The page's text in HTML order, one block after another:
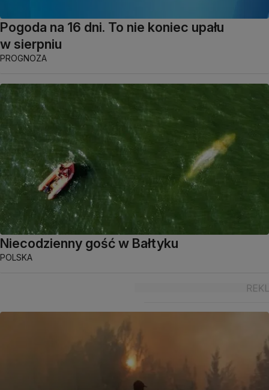
Pogoda na 16 dni. To nie koniec upału
w sierpniu
PROGNOZA
Niecodzienny gość w Bałtyku
POLSKA